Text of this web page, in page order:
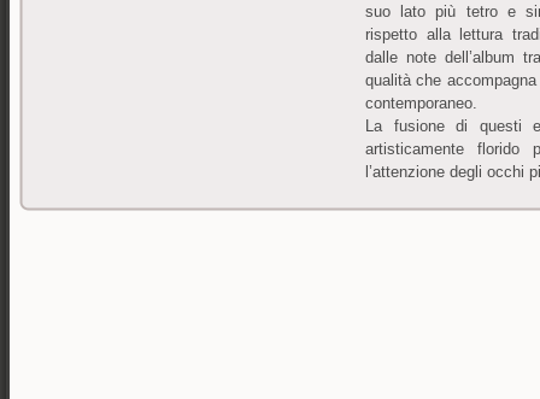
suo lato più tetro e
rispetto alla lettura
dalle note dell’album
qualità che
contemporaneo.
La fusione di questi
artisticamente
l’attenzione degli occhi